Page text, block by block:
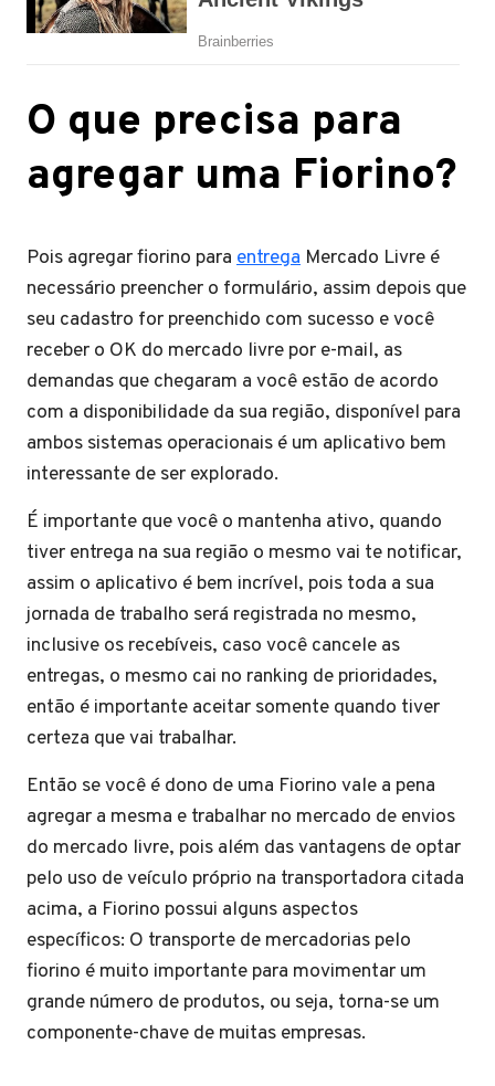
O que precisa para
agregar uma Fiorino?
Pois agregar fiorino para entrega Mercado Livre é
necessário preencher o formulário, assim depois que
seu cadastro for preenchido com sucesso e você
receber o OK do mercado livre por e-mail, as
demandas que chegaram a você estão de acordo
com a disponibilidade da sua região, disponível para
ambos sistemas operacionais é um aplicativo bem
interessante de ser explorado.
É importante que você o mantenha ativo, quando
tiver entrega na sua região o mesmo vai te notificar,
assim o aplicativo é bem incrível, pois toda a sua
jornada de trabalho será registrada no mesmo,
inclusive os recebíveis, caso você cancele as
entregas, o mesmo cai no ranking de prioridades,
então é importante aceitar somente quando tiver
certeza que vai trabalhar.
Então se você é dono de uma Fiorino vale a pena
agregar a mesma e trabalhar no mercado de envios
do mercado livre, pois além das vantagens de optar
pelo uso de veículo próprio na transportadora citada
acima, a Fiorino possui alguns aspectos
específicos: O transporte de mercadorias pelo
fiorino é muito importante para movimentar um
grande número de produtos, ou seja, torna-se um
componente-chave de muitas empresas.